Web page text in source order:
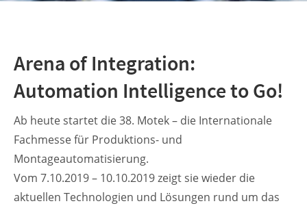
Arena of Integration:
Automation Intelligence to Go!
Ab heute startet die 38. Motek – die Internationale
Fachmesse für Produktions- und
Montageautomatisierung.
Vom 7.10.2019 – 10.10.2019 zeigt sie wieder die
aktuellen Technologien und Lösungen rund um das